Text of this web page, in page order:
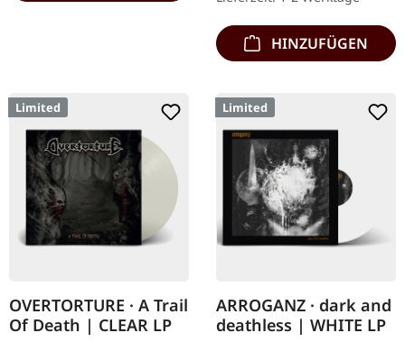
Clear/Silber/Gold/Schwar
z…
HINZUFÜGEN
Limited
OVERTORTURE · A Trail
Of Death | CLEAR LP
Limited
ARROGANZ · dark and
deathless | WHITE LP